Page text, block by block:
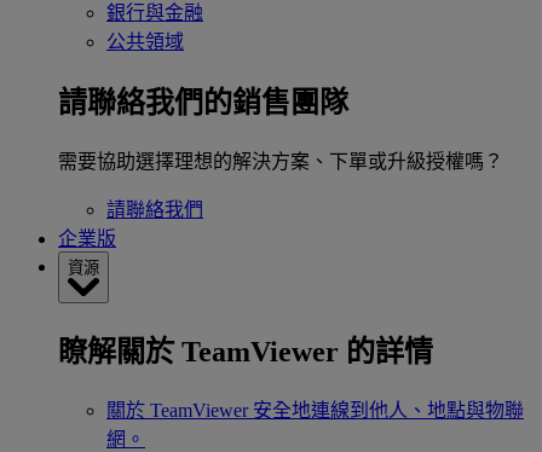
銀行與金融
公共領域
請聯絡我們的銷售團隊
需要協助選擇理想的解決方案、下單或升級授權嗎？
請聯絡我們
企業版
資源
瞭解關於 TeamViewer 的詳情
關於 TeamViewer 安全地連線到他人、地點與物聯
網。